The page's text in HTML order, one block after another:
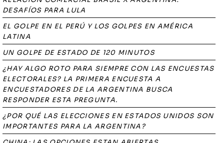
DESAFÍOS PARA LULA
EL GOLPE EN EL PERÚ Y LOS GOLPES EN AMÉRICA
LATINA
UN GOLPE DE ESTADO DE 120 MINUTOS
¿HAY ALGO ROTO PARA SIEMPRE CON LAS ENCUESTAS
ELECTORALES? LA PRIMERA ENCUESTA A
ENCUESTADORES DE LA ARGENTINA BUSCA
RESPONDER ESTA PREGUNTA.
¿POR QUÉ LAS ELECCIONES EN ESTADOS UNIDOS SON
IMPORTANTES PARA LA ARGENTINA?